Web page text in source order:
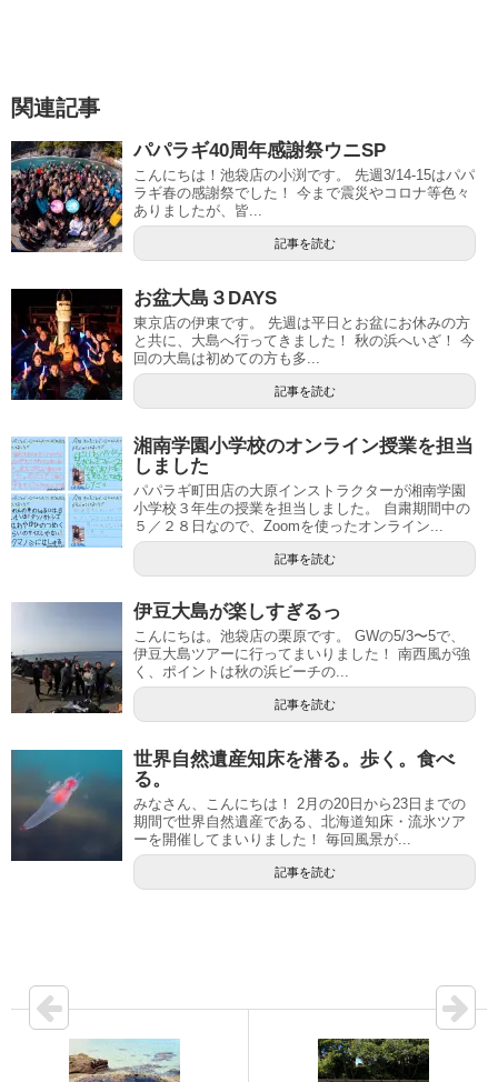
関連記事
パパラギ40周年感謝祭ウニSP
こんにちは！池袋店の小渕です。 先週3/14-15はパパ
ラギ春の感謝祭でした！ 今まで震災やコロナ等色々
ありましたが、皆...
記事を読む
お盆大島３DAYS
東京店の伊東です。 先週は平日とお盆にお休みの方
と共に、大島へ行ってきました！ 秋の浜へいざ！ 今
回の大島は初めての方も多...
記事を読む
湘南学園小学校のオンライン授業を担当
しました
パパラギ町田店の大原インストラクターが湘南学園
小学校３年生の授業を担当しました。 自粛期間中の
５／２８日なので、Zoomを使ったオンライン...
記事を読む
伊豆大島が楽しすぎるっ
こんにちは。池袋店の栗原です。 GWの5/3〜5で、
伊豆大島ツアーに行ってまいりました！ 南西風が強
く、ポイントは秋の浜ビーチの...
記事を読む
世界自然遺産知床を潜る。歩く。食べ
る。
みなさん、こんにちは！ 2月の20日から23日までの
期間で世界自然遺産である、北海道知床・流氷ツア
ーを開催してまいりました！ 毎回風景が...
記事を読む